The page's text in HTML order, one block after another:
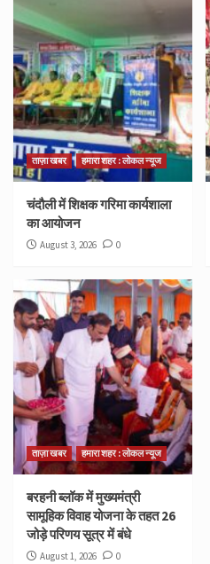
ताज़ा खबर हमारा शहर : लोकल न्यूज
चंदौली में शिक्षक गरिमा कार्यशाला
का आयोजन
August 3, 2026 0
ताज़ा खबर हमारा शहर : लोकल न्यूज
बरहनी ब्लॉक में मुख्यमंत्री
सामूहिक विवाह योजना के तहत 26
जोड़े परिणय सूत्र में बंधे
August 1, 2026 0